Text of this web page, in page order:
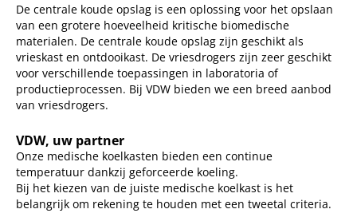
De centrale koude opslag is een oplossing voor het opslaan
van een grotere hoeveelheid kritische biomedische
materialen. De centrale koude opslag zijn geschikt als
vrieskast en ontdooikast. De vriesdrogers zijn zeer geschikt
voor verschillende toepassingen in laboratoria of
productieprocessen. Bij VDW bieden we een breed aanbod
van vriesdrogers.
VDW, uw partner
Onze medische koelkasten bieden een continue
temperatuur dankzij geforceerde koeling.
Bij het kiezen van de juiste medische koelkast is het
belangrijk om rekening te houden met een tweetal criteria.